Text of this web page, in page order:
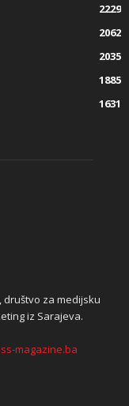
2229
2062
2035
1885
1631
društvo za medijsku
iz Sarajeva.
magazine.ba